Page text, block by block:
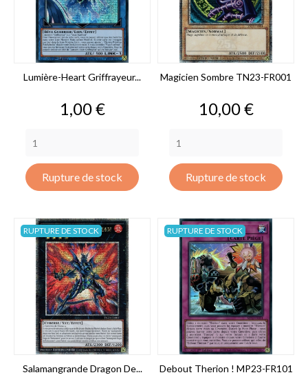
Lumière-Heart Griffrayeur...
Prix
1,00 €
Rupture de stock
Magicien Sombre TN23-FR001
Prix
10,00 €
Rupture de stock
Salamangrande Dragon De...
RUPTURE DE STOCK
Debout Therion ! MP23-FR101
RUPTURE DE STOCK